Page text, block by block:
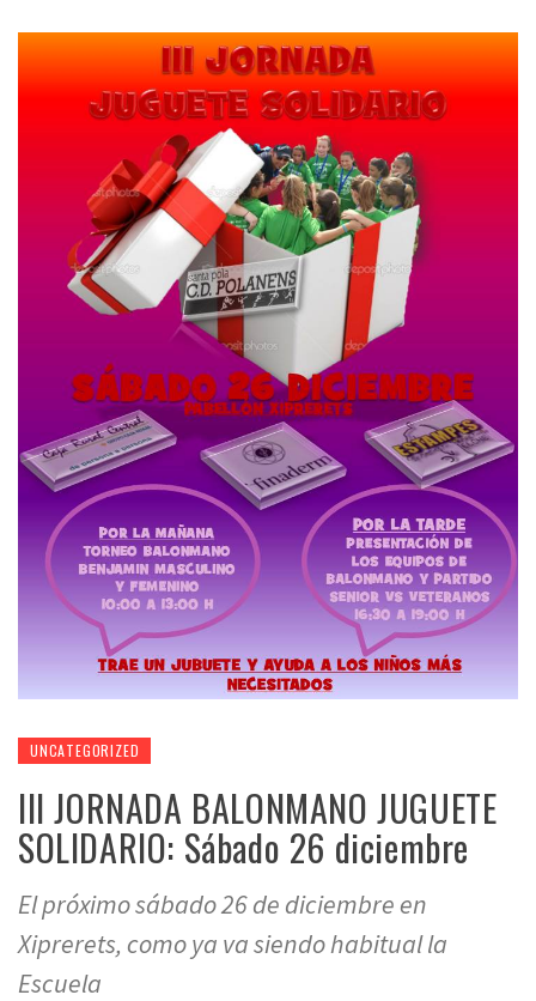
UNCATEGORIZED
III JORNADA BALONMANO JUGUETE
SOLIDARIO: Sábado 26 diciembre
El próximo sábado 26 de diciembre en
Xiprerets, como ya va siendo habitual la
Escuela